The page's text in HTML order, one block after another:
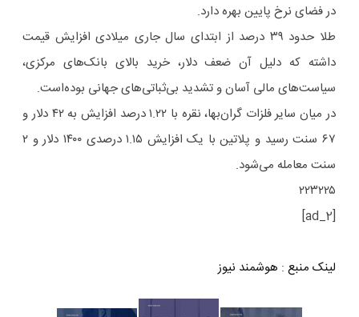
در فضای نرخ پایین بهره دارد.
طلا حدود ۳۹ درصد از ابتدای سال جاری میلادی افزایش قیمت
داشته که دلیل آن ضعف دلار، خرید بالای بانک‌های مرکزی،
سیاست‌های مالی آسان و تشدید بی‌ثباتی‌های جهانی بوده‌است.
در میان سایر فلزات گران‌بها، نقره با ۱.۲۲ درصد افزایش به ۴۲ دلار و
۶۷ سنت رسید و پلاتین با یک افزایش ۱.۱۵ درصدی ۱۴۰۰ دلار و ۲
سنت معامله می‌شود.
۲۲۳۲۲۵
[ad_2]
لینک منبع : هوشمند نیوز